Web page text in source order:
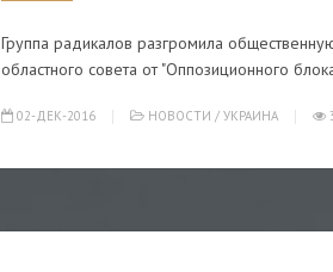
Группа радикалов разгромила
областного совета от "Оппозиционного
02-ДЕК-2016 НОВОСТИ / УКРАИНА